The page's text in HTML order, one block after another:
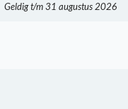
Geldig t/m 31 augustus 2026